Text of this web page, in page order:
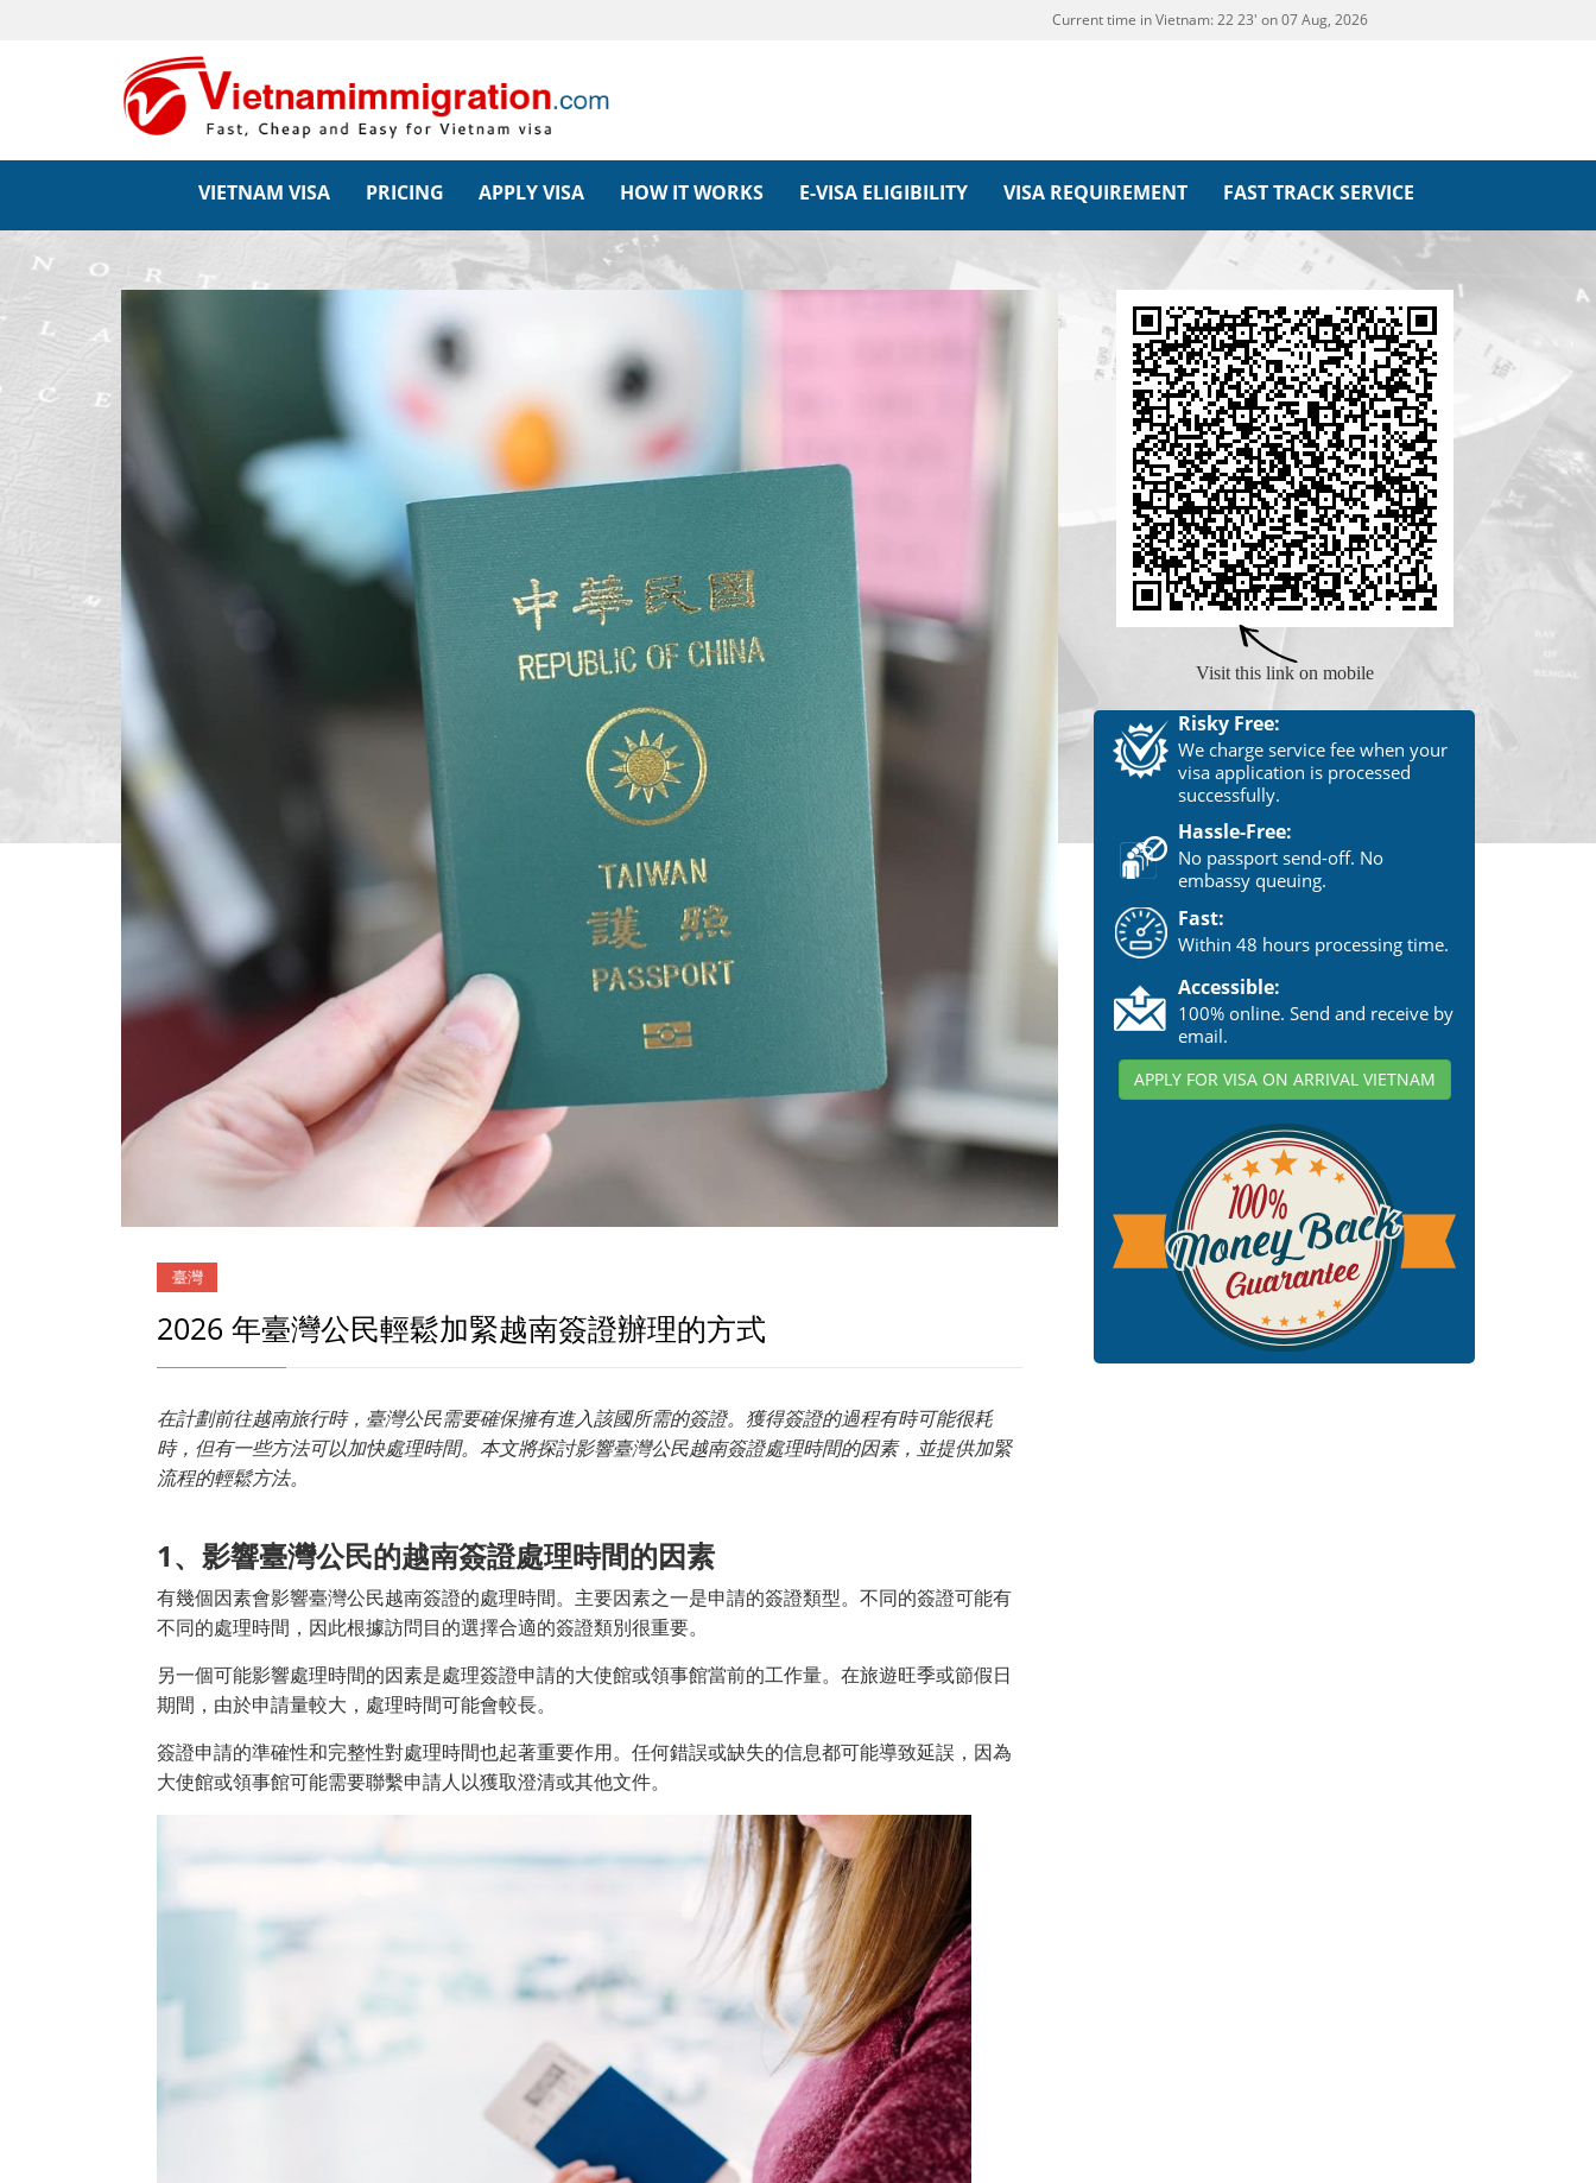
Current time in Vietnam:2223' on 07 Aug, 2026
VIETNAM VISA PRICING APPLY VISA HOW IT WORKS E-VISA ELIGIBILITY VISA REQUIREMENT FAST TRACK SERVICE
臺灣
2026 年臺灣公民輕鬆加緊越南簽證辦理的方式
在計劃前往越南旅行時，臺灣公民需要確保擁有進入該國所需的簽證。獲得簽證的過程有時可能很耗
時，但有一些方法可以加快處理時間。本文將探討影響臺灣公民越南簽證處理時間的因素，並提供加緊
流程的輕鬆方法。
1、影響臺灣公民的越南簽證處理時間的因素
有幾個因素會影響臺灣公民越南簽證的處理時間。主要因素之一是申請的簽證類型。不同的簽證可能有
不同的處理時間，因此根據訪問目的選擇合適的簽證類別很重要。
另一個可能影響處理時間的因素是處理簽證申請的大使館或領事館當前的工作量。在旅遊旺季或節假日
期間，由於申請量較大，處理時間可能會較長。
簽證申請的準確性和完整性對處理時間也起著重要作用。任何錯誤或缺失的信息都可能導致延誤，因為
大使館或領事館可能需要聯繫申請人以獲取澄清或其他文件。
Visit this link on mobile
Risky Free:
We charge service fee when your
visa application is processed
successfully.
Hassle-Free:
No passport send-off. No
embassy queuing.
Fast:
Within 48 hours processing time.
Accessible:
100% online. Send and receive by
email.
APPLY FOR VISA ON ARRIVAL VIETNAM